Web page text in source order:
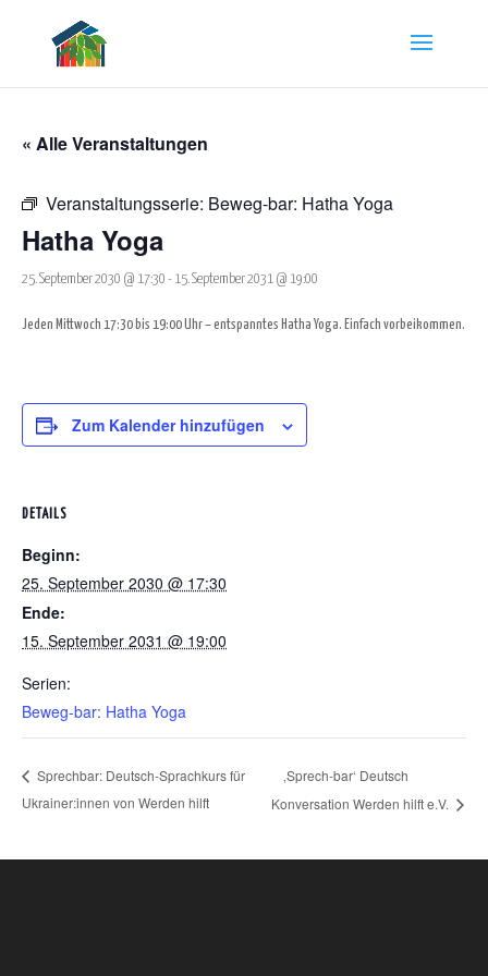
« Alle Veranstaltungen
Veranstaltungsserie: Beweg-bar: Hatha Yoga
Hatha Yoga
25. September 2030 @ 17:30 - 15. September 2031 @ 19:00
Jeden Mittwoch 17:30 bis 19:00 Uhr – entspanntes Hatha Yoga. Einfach vorbeikommen.
Zum Kalender hinzufügen
DETAILS
Beginn:
25. September 2030 @ 17:30
Ende:
15. September 2031 @ 19:00
Serien:
Beweg-bar: Hatha Yoga
Sprechbar: Deutsch-Sprachkurs für
Ukrainer:innen von Werden hilft
‚Sprech-bar‘ Deutsch
Konversation Werden hilft e.V.